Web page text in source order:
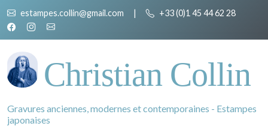
estampes.collin@gmail.com | +33 (0)1 45 44 62 28
Christian Collin
Gravures anciennes, modernes et contemporaines - Estampes
japonaises